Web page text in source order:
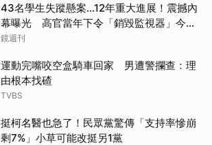
43名學生失蹤懸案...12年重大進展！震撼內
幕曝光 高官當年下令「銷毀監視器」今遭
逮
鏡週刊
運動完嘴咬空盒騎車回家 男遭警攔查：理
由根本找碴
TVBS
挺柯名醫也急了！民眾黨驚傳「支持率慘崩
剩7%」小草可能改挺另1黨